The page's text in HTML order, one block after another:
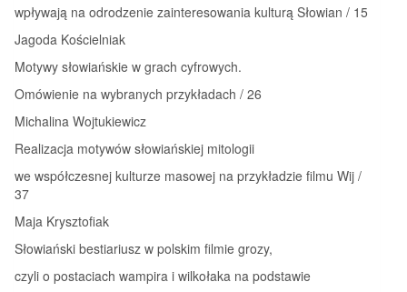
wpływają na odrodzenie zainteresowania kulturą Słowian / 15
Jagoda Kościelniak
Motywy słowiańskie w grach cyfrowych.
Omówienie na wybranych przykładach / 26
Michalina Wojtukiewicz
Realizacja motywów słowiańskiej mitologii
we współczesnej kulturze masowej na przykładzie filmu Wij /
37
Maja Krysztofiak
Słowiański bestiariusz w polskim filmie grozy,
czyli o postaciach wampira i wilkołaka na podstawie